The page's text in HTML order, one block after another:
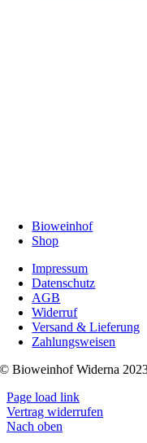
Bioweinhof
Shop
Impressum
Datenschutz
AGB
Widerruf
Versand & Lieferung
Zahlungsweisen
© Bioweinhof Widerna
Page load link
Vertrag widerrufen
Nach oben